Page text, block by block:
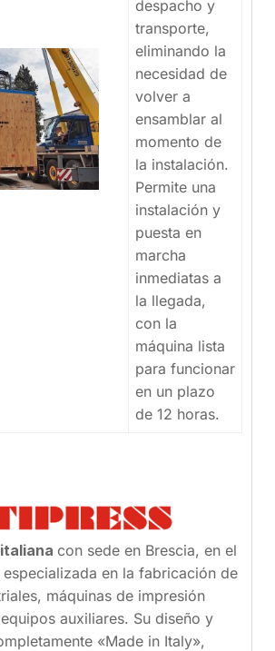
despacho y
transporte,
eliminando la
necesidad de
volver a
ensamblar al
momento de
la instalación.
Permite una
instalación y
puesta en
marcha
inmediatas a
la llegada,
con la
máquina lista
para funcionar
en un plazo
de 12 horas.
con sede en Brescia, en el
en la fabricación de
máquinas de impresión
auxiliares. Su diseño y
«Made in Italy»,